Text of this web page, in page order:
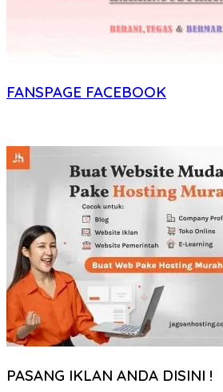
FANSPAGE FACEBOOK
PASANG IKLAN ANDA DISINI !